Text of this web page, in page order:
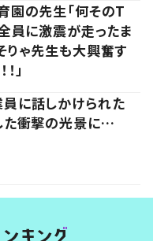
園の先生「何そのT
員に激震が走ったま
りゃ先生も大興奮す
」
に話しかけられた
た衝撃の光景に…